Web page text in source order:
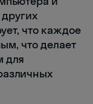
что каждое
что делает
для